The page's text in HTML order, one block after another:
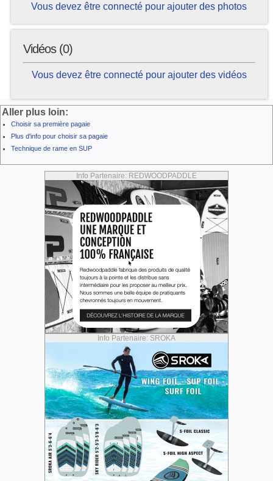
Vous devez être connecté pour ajouter des photos
Vidéos (0)
Vous devez être connecté pour ajouter des vidéos
Aller plus loin:
Choisir sa première pagaie
Plus d'info pour choisir sa pagaie
Technique de rame en SUP
Info Partenaire: REDWOODPADDLE
Info Partenaire: SROKA